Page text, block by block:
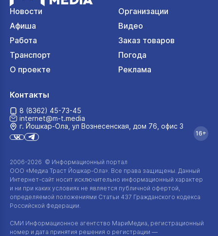
Новости
Организации
Афиша
Видео
Работа
Заказ товаров
Транспорт
Погода
О проекте
Реклама
2006-2026 © Информационный портал
ООО «Медиа Траст Йошкар-Ола». Все права защищены. Данный
Интернет-сайт носит исключительно информационный характер
и ни при каких условиях не является публичной офертой,
определяемой положениями Статьи 437 Гражданского кодекса
Российской Федерации.
СМИ Информационное агентство МариМедиа, регистрационный
номер и дата принятия решения о регистрации —
Контакты
8 (8362) 45-73-45
internet@m-t.media
г. Йошкар‑Ола, ул Вознесенская, дом 76, офис 3
16+